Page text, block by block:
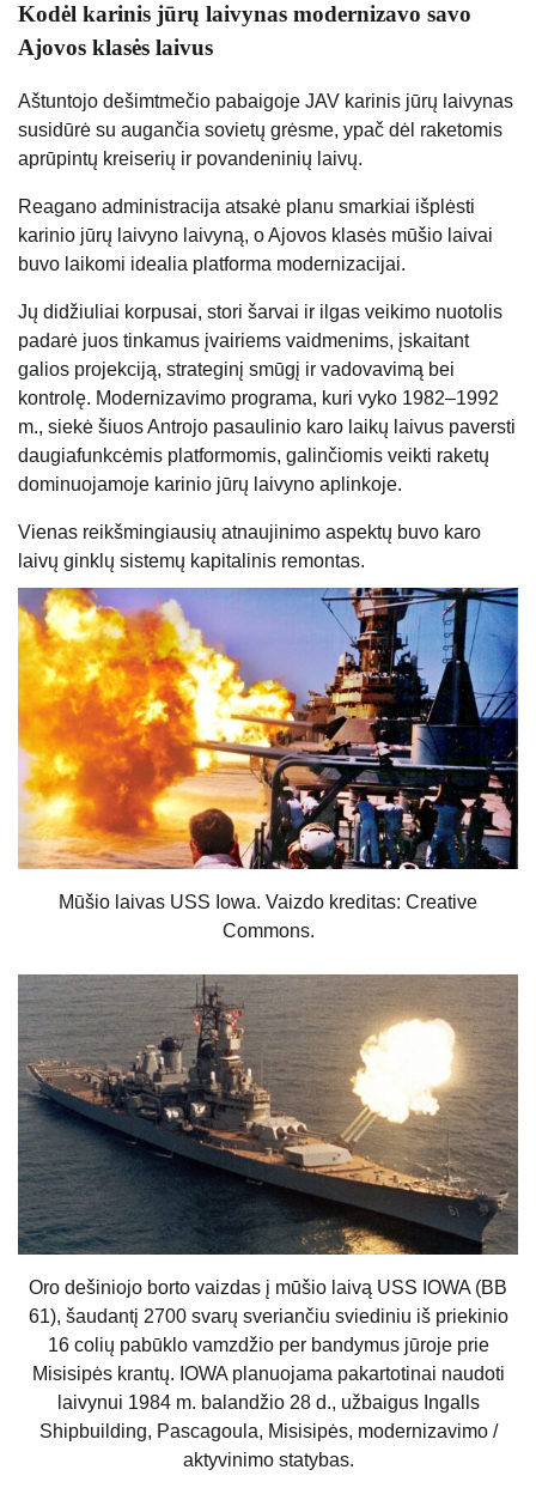
Kodėl karinis jūrų laivynas modernizavo savo
Ajovos klasės laivus
Aštuntojo dešimtmečio pabaigoje JAV karinis jūrų laivynas
susidūrė su augančia sovietų grėsme, ypač dėl raketomis
aprūpintų kreiserių ir povandeninių laivų.
Reagano administracija atsakė planu smarkiai išplėsti
karinio jūrų laivyno laivyną, o Ajovos klasės mūšio laivai
buvo laikomi idealia platforma modernizacijai.
Jų didžiuliai korpusai, stori šarvai ir ilgas veikimo nuotolis
padarė juos tinkamus įvairiems vaidmenims, įskaitant
galios projekciją, strateginį smūgį ir vadovavimą bei
kontrolę. Modernizavimo programa, kuri vyko 1982–1992
m., siekė šiuos Antrojo pasaulinio karo laikų laivus paversti
daugiafunkcėmis platformomis, galinčiomis veikti raketų
dominuojamoje karinio jūrų laivyno aplinkoje.
Vienas reikšmingiausių atnaujinimo aspektų buvo karo
laivų ginklų sistemų kapitalinis remontas.
Mūšio laivas USS Iowa. Vaizdo kreditas: Creative
Commons.
Oro dešiniojo borto vaizdas į mūšio laivą USS IOWA (BB
61), šaudantį 2700 svarų sveriančiu sviediniu iš priekinio
16 colių pabūklo vamzdžio per bandymus jūroje prie
Misisipės krantų. IOWA planuojama pakartotinai naudoti
laivynui 1984 m. balandžio 28 d., užbaigus Ingalls
Shipbuilding, Pascagoula, Misisipės, modernizavimo /
aktyvinimo statybas.